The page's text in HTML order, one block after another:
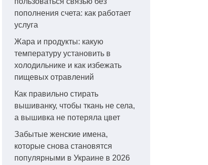
пополнения счета: как работает
услуга
Жара и продукты: какую
температуру установить в
холодильнике и как избежать
пищевых отравлений
Как правильно стирать
вышиванку, чтобы ткань не села,
а вышивка не потеряла цвет
Забытые женские имена,
которые снова становятся
популярными в Украине в 2026